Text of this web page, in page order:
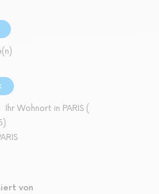
Ihr Wohnort in PARIS (
von